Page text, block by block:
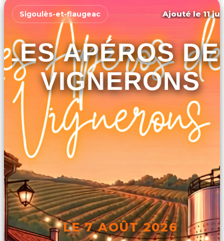
Sigoulès-et-flaugeac Ajouté le 11
LES APÉROS
VIGNERONS
LE 7 AOÛT 2026